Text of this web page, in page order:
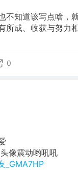
不知道该写点啥，
所成、收获与努力
0
像震动哟吼吼
_GMA7HP